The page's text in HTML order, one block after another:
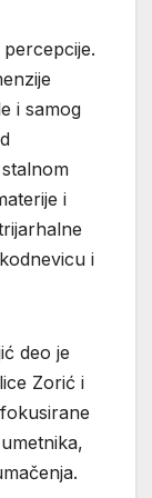
i samog
i
i
deo je
Zorić i